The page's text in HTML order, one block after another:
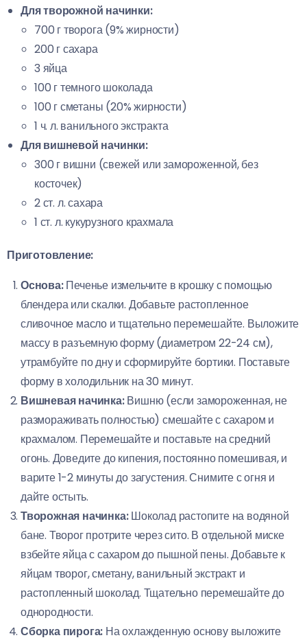
Для творожной начинки:
700 г творога (9% жирности)
200 г сахара
3 яйца
100 г темного шоколада
100 г сметаны (20% жирности)
1 ч. л. ванильного экстракта
Для вишневой начинки:
300 г вишни (свежей или замороженной, без
косточек)
2 ст. л. сахара
1 ст. л. кукурузного крахмала
Приготовление:
Основа:Печенье измельчите в крошку с помощью
блендера или скалки. Добавьте растопленное
сливочное масло и тщательно перемешайте. Выложите
массу в разъемную форму (диаметром 22-24 см),
утрамбуйте по дну и сформируйте бортики. Поставьте
форму в холодильник на 30 минут.
Вишневая начинка:Вишню (если замороженная, не
размораживать полностью) смешайте с сахаром и
крахмалом. Перемешайте и поставьте на средний
огонь. Доведите до кипения, постоянно помешивая, и
варите 1-2 минуты до загустения. Снимите с огня и
дайте остыть.
Творожная начинка:Шоколад растопите на водяной
бане. Творог протрите через сито. В отдельной миске
взбейте яйца с сахаром до пышной пены. Добавьте к
яйцам творог, сметану, ванильный экстракт и
растопленный шоколад. Тщательно перемешайте до
однородности.
Сборка пирога: На охлажденную основу выложите